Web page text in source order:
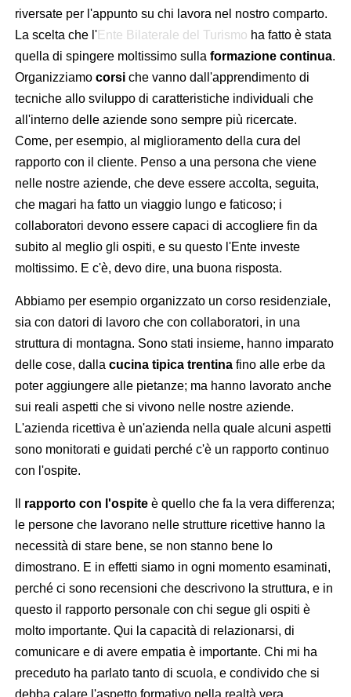
riversate per l'appunto su chi lavora nel nostro comparto.
La scelta che l'Ente Bilaterale del Turismo ha fatto è stata
quella di spingere moltissimo sulla formazione continua.
Organizziamo corsi che vanno dall'apprendimento di
tecniche allo sviluppo di caratteristiche individuali che
all'interno delle aziende sono sempre più ricercate.
Come, per esempio, al miglioramento della cura del
rapporto con il cliente. Penso a una persona che viene
nelle nostre aziende, che deve essere accolta, seguita,
che magari ha fatto un viaggio lungo e faticoso; i
collaboratori devono essere capaci di accogliere fin da
subito al meglio gli ospiti, e su questo l'Ente investe
moltissimo. E c'è, devo dire, una buona risposta.
Abbiamo per esempio organizzato un corso residenziale,
sia con datori di lavoro che con collaboratori, in una
struttura di montagna. Sono stati insieme, hanno imparato
delle cose, dalla cucina tipica trentinafino alle erbe da
poter aggiungere alle pietanze; ma hanno lavorato anche
sui reali aspetti che si vivono nelle nostre aziende.
L'azienda ricettiva è un'azienda nella quale alcuni aspetti
sono monitorati e guidati perché c'è un rapporto continuo
con l'ospite.
rapporto con l'ospite è quello che fa la vera differenza;
le persone che lavorano nelle strutture ricettive hanno la
necessità di stare bene, se non stanno bene lo
dimostrano. E in effetti siamo in ogni momento esaminati,
perché ci sono recensioni che descrivono la struttura, e in
questo il rapporto personale con chi segue gli ospiti è
molto importante. Qui la capacità di relazionarsi, di
comunicare e di avere empatia è importante. Chi mi ha
preceduto ha parlato tanto di scuola, e condivido che si
debba calare l'aspetto formativo nella realtà vera